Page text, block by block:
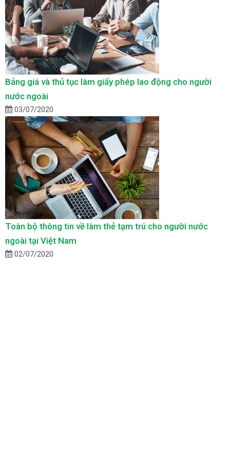
Bảng giá và thủ tục làm giấy phép lao động cho người
nước ngoài
03/07/2020
Toàn bộ thông tin về làm thẻ tạm trú cho người nước
ngoài tại Việt Nam
02/07/2020